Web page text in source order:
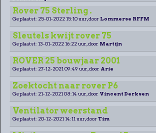
Rover 75 Sterling .
Geplaatst: 25-01-2022 15:10 uur, door Lommerse RFFM
Sleutels kwijt rover 75
Geplaatst: 13-01-2022 16:22 uur, door Martijn
ROVER 25 bouwjaar 2001
Geplaatst: 27-12-2021 09:49 uur, door Arie
Zoektocht naar rover P6
Geplaatst: 21-12-2021 08:14 uur, door Vincent Derksen
Ventilator weerstand
Geplaatst: 20-12-2021 14:11 uur, door Tim